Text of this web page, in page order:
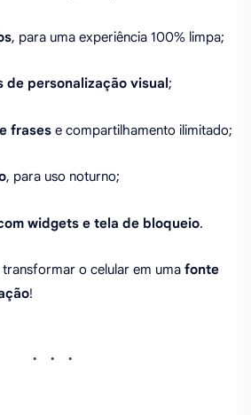
, para uma experiência 100% limpa;
de personalização visual;
frases e compartilhamento ilimitado;
, para uso noturno;
widgets e tela de bloqueio.
o celular em uma fonte
!